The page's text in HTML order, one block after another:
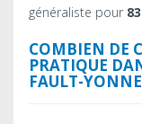
généraliste pour
COMBIEN DE
PRATIQUE
FAULT-